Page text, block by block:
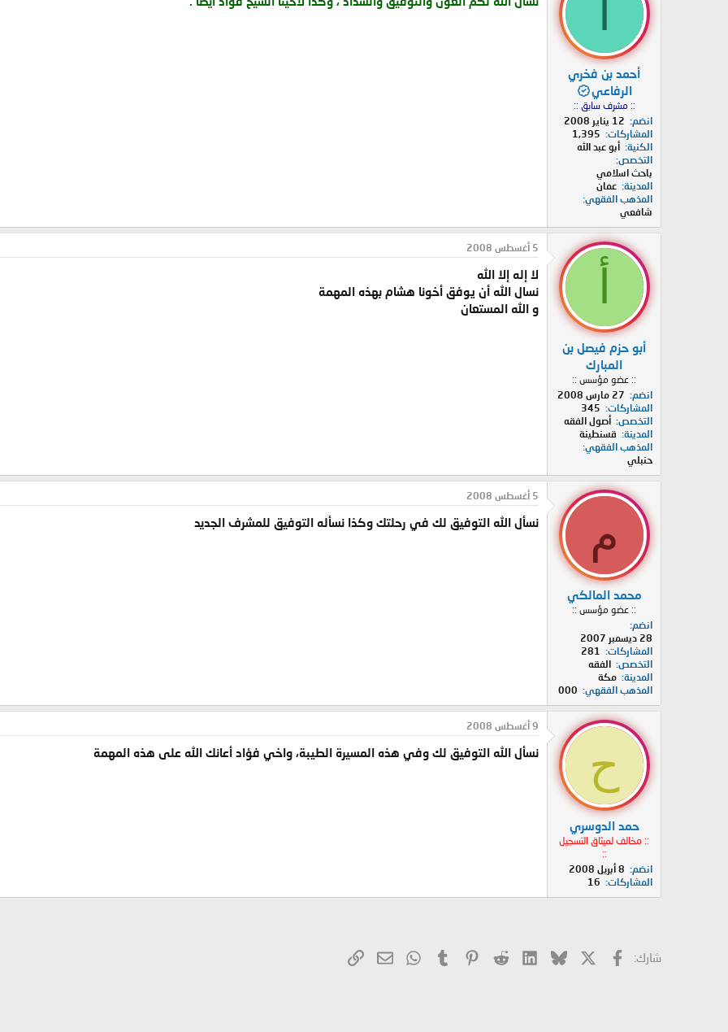
أحمد بن فخري
الرفاعي
:: مشرف سابق ::
انضم
12 يناير 2008
المشاركات
1,395
الكنية أبو عبد الله
التخصص
باحث اسلامي
المدينة عمان
المذهب الفقهي
شافعي
أبو حزم فيصل بن
المبارك
:: عضو مؤسس ::
انضم
27 مارس 2008
المشاركات
345
التخصص أصول الفقه
المدينة
قسنطينة
المذهب الفقهي
حنبلي
5 أغسطس 2008
لا إله إلا الله
نسال الله أن يوفق أخونا هشام بهذه المهمة
و الله المستعان
م
محمد المالكي
:: عضو مؤسس ::
انضم
28 ديسمبر 2007
المشاركات
281
التخصص الفقه
المدينة مكة
المذهب الفقهي
000
5 أغسطس 2008
نسأل الله التوفيق لك في رحلتك وكذا نسأله التوفيق للمشرف الجديد
ح
حمد الدوسري
:: مخالف لميثاق التسجيل
::
انضم
8 أبريل 2008
المشاركات
16
9 أغسطس 2008
نسأل الله التوفيق لك وفي هذه المسيرة الطيبة، واخي فؤاد أعانك الله على هذه المهمة
شارك: فيسبوك Bluesky
LinkedIn
Reddit
Pinterest
Tumblr
WhatsAppالبريد الإلكتروني